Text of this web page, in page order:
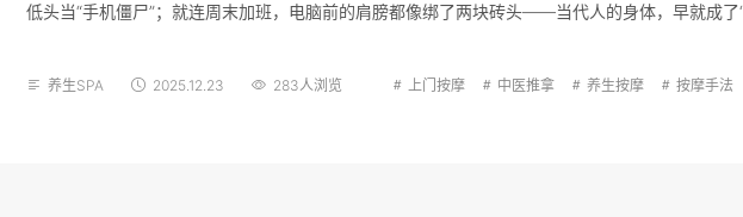
低头当“手机僵尸”；就连周末加班，电脑前的肩膀都像绑了两块砖头——当代人的身体，早就成了
养生SPA 2025.12.23 283人浏览 上门按摩 中医推拿 养生按摩 按摩手法